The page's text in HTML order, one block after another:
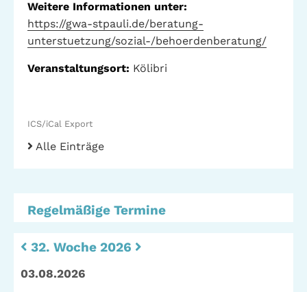
Familienberatung –
für Fragen zur
Erziehung
Gemeinwesenarbeit | Kulturarbeit | Sozialarbeit
Hein-Köllisch-Platz 11 + 12, 20359 Hamburg
E-Mail:info@gwa-stpauli.de
Spenden: Investieren Sie in die GWA!
Weitere Informationen unter:
https://gwa-stpauli.de/beratung-
unterstuetzung/sozial-/behoerdenberatung/
Veranstaltungsort: Kölibri
ICS/iCal Export
Alle Einträge
Regelmäßige Termine
32. Woche 2026
03.08.2026